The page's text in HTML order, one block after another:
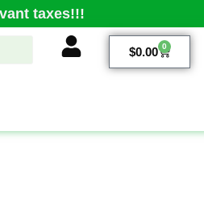
taxes!!!
$0.00 0